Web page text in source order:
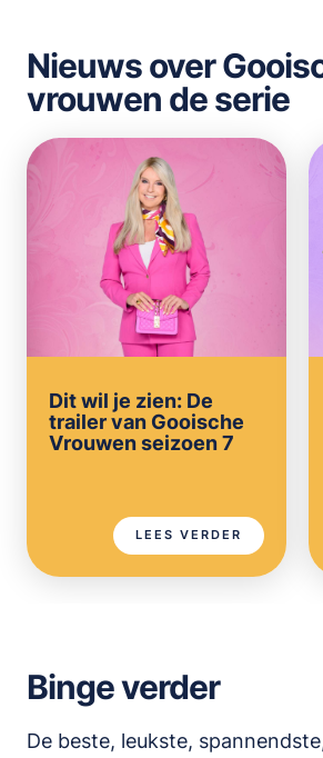
Nieuws over
vrouwen de serie
Dit wil je zien: De
trailer van Gooische
Vrouwen seizoen 7
LEES VERDER
Binge verder
De beste, leukste,